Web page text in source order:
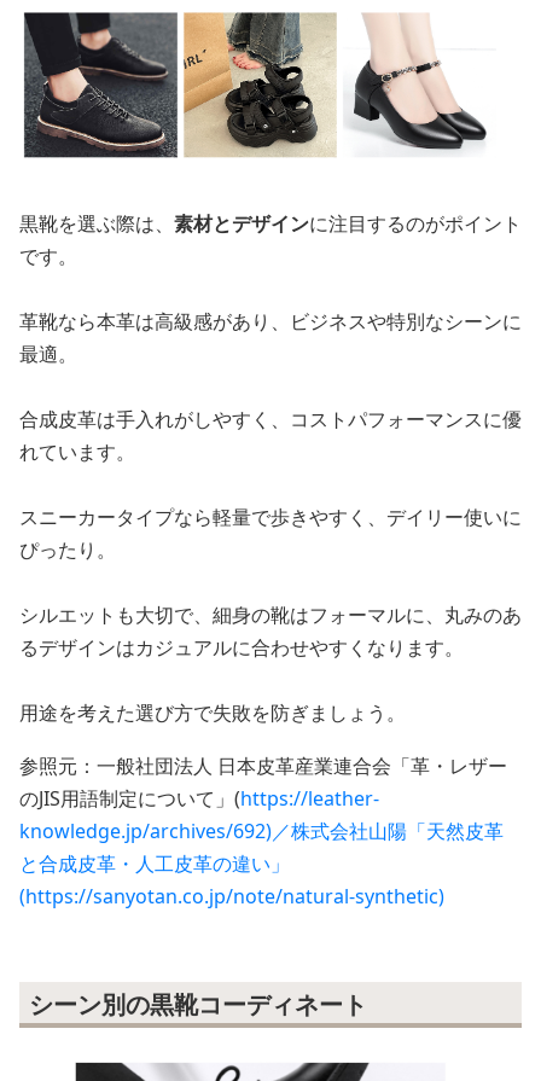
黒靴を選ぶ際は、 素材とデザインに注目するのがポイント
です。
革靴なら本革は高級感があり、ビジネスや特別なシーンに
最適。
合成皮革は手入れがしやすく、コストパフォーマンスに優
れています。
スニーカータイプなら軽量で歩きやすく、デイリー使いに
ぴったり。
シルエットも大切で、細身の靴はフォーマルに、丸みのあ
るデザインはカジュアルに合わせやすくなります。
用途を考えた選び方で失敗を防ぎましょう。
参照元：一般社団法人 日本皮革産業連合会「革・レザー
のJIS用語制定について」(https://leather-
knowledge.jp/archives/692)／株式会社山陽「天然皮革
と合成皮革・人工皮革の違い」
(https://sanyotan.co.jp/note/natural-synthetic)
シーン別の黒靴コーディネート